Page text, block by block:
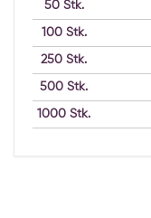
50Stk.
100Stk.
250 Stk.
500 Stk.
1000 Stk.